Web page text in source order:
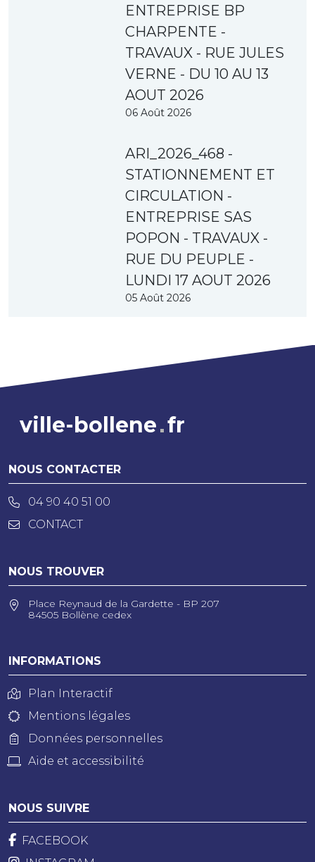
ENTREPRISE BP
CHARPENTE -
TRAVAUX - RUE JULES
VERNE - DU 10 AU 13
AOUT 2026
06 Août 2026
ARI_2026_468 -
STATIONNEMENT ET
CIRCULATION -
ENTREPRISE SAS
POPON - TRAVAUX -
RUE DU PEUPLE -
LUNDI 17 AOUT 2026
05 Août 2026
ville-bollene fr
NOUS CONTACTER
04 90 40 51 00
CONTACT
NOUS TROUVER
Place Reynaud de la Gardette - BP 207
84505 Bollène cedex
INFORMATIONS
Plan Interactif
Mentions légales
Données personnelles
Aide et accessibilité
NOUS SUIVRE
FACEBOOK